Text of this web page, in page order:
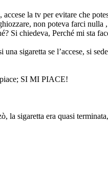
la tv per evitare che
non poteva farci nulla
Si chiedeva, Perché mi sta
sigaretta se l’accese, si
piace; SI MI PIACE!
la sigaretta era quasi